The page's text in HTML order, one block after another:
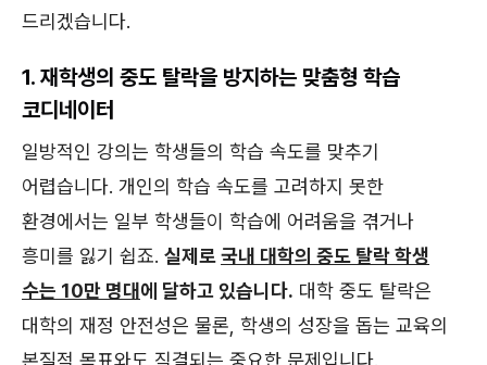
드리겠습니다.
1. 재학생의 중도 탈락을 방지하는 맞춤형 학습
코디네이터
일방적인 강의는 학생들의 학습 속도를 맞추기
어렵습니다. 개인의 학습 속도를 고려하지 못한
환경에서는 일부 학생들이 학습에 어려움을 겪거나
흥미를 잃기 쉽죠. 실제로국내 대학의 중도 탈락 학생
수는 10만 명대 에 달하고 있습니다. 대학 중도 탈락은
대학의 재정 안전성은 물론, 학생의 성장을 돕는 교육의